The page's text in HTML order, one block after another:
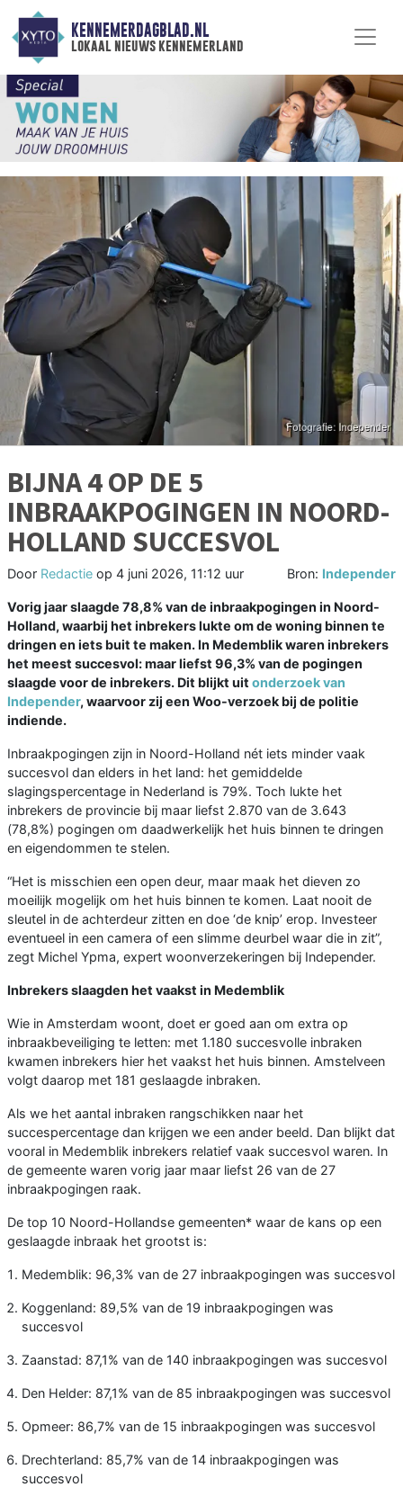
KENNEMERDAGBLAD.NL
lokaal nieuws kennemerland
BIJNA 4 OP DE 5
INBRAAKPOGINGEN IN NOORD-
HOLLAND SUCCESVOL
Door Redactie op 4 juni 2026, 11:12 uur Bron: Independer
Vorig jaar slaagde 78,8% van de inbraakpogingen in Noord-
Holland, waarbij het inbrekers lukte om de woning binnen te
dringen en iets buit te maken. In Medemblik waren inbrekers
het meest succesvol: maar liefst 96,3% van de pogingen
slaagde voor de inbrekers. Dit blijkt uit onderzoek van
Independer, waarvoor zij een Woo-verzoek bij de politie
indiende.
Inbraakpogingen zijn in Noord-Holland nét iets minder vaak
succesvol dan elders in het land: het gemiddelde
slagingspercentage in Nederland is 79%. Toch lukte het
inbrekers de provincie bij maar liefst 2.870 van de 3.643
(78,8%) pogingen om daadwerkelijk het huis binnen te dringen
en eigendommen te stelen.
“Het is misschien een open deur, maar maak het dieven zo
moeilijk mogelijk om het huis binnen te komen. Laat nooit de
sleutel in de achterdeur zitten en doe ‘de knip’ erop. Investeer
eventueel in een camera of een slimme deurbel waar die in zit”,
zegt Michel Ypma, expert woonverzekeringen bij Independer.
Inbrekers slaagden het vaakst in Medemblik
Wie in Amsterdam woont, doet er goed aan om extra op
inbraakbeveiliging te letten: met 1.180 succesvolle inbraken
kwamen inbrekers hier het vaakst het huis binnen. Amstelveen
volgt daarop met 181 geslaagde inbraken.
Als we het aantal inbraken rangschikken naar het
succespercentage dan krijgen we een ander beeld. Dan blijkt dat
vooral in Medemblik inbrekers relatief vaak succesvol waren. In
de gemeente waren vorig jaar maar liefst 26 van de 27
inbraakpogingen raak.
De top 10 Noord-Hollandse gemeenten* waar de kans op een
geslaagde inbraak het grootst is:
Medemblik: 96,3% van de 27 inbraakpogingen was succesvol
Koggenland: 89,5% van de 19 inbraakpogingen was
succesvol
Zaanstad: 87,1% van de 140 inbraakpogingen was succesvol
Den Helder: 87,1% van de 85 inbraakpogingen was succesvol
Opmeer: 86,7% van de 15 inbraakpogingen was succesvol
Drechterland: 85,7% van de 14 inbraakpogingen was
succesvol